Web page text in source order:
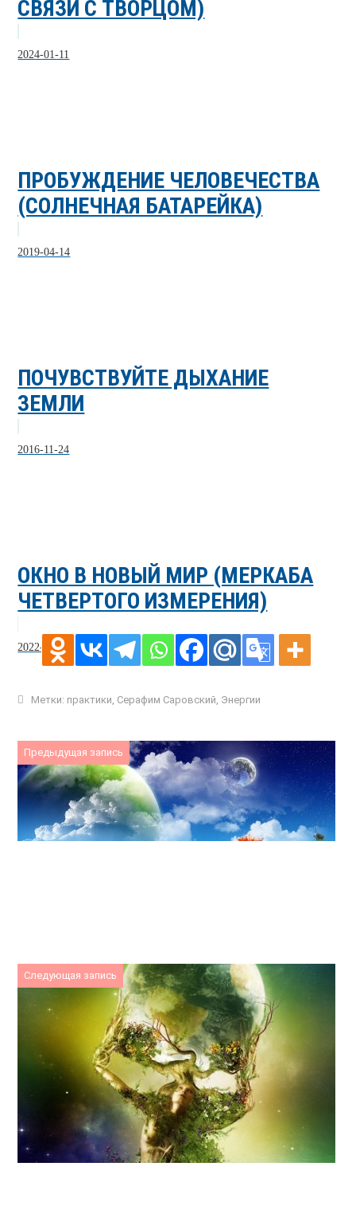
СВЯЗИ С ТВОРЦОМ)
2024-01-11
ПРОБУЖДЕНИЕ ЧЕЛОВЕЧЕСТВА
(СОЛНЕЧНАЯ БАТАРЕЙКА)
2019-04-14
ПОЧУВСТВУЙТЕ ДЫХАНИЕ
ЗЕМЛИ
2016-11-24
ОКНО В НОВЫЙ МИР (МЕРКАБА
ЧЕТВЕРТОГО ИЗМЕРЕНИЯ)
2022-07-30
Метки: практики Серафим Саровский Энергии
Предыдущая запись
Следующая запись